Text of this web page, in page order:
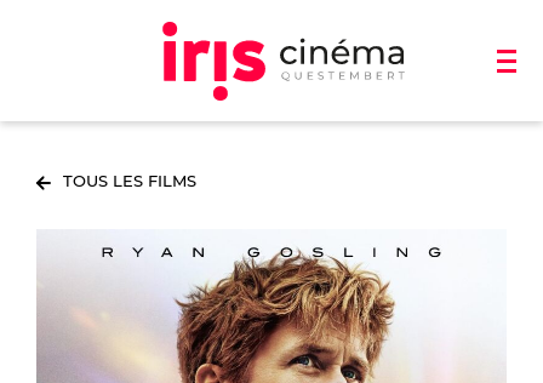
TOUS LES FILMS